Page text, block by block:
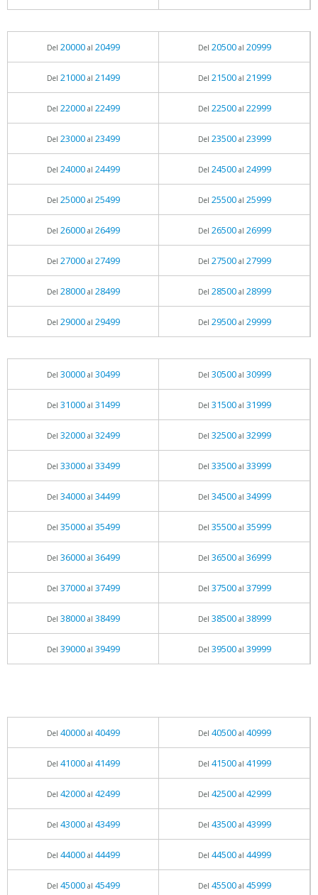
Del 20000al 20499 Del 20500al 20999
Del 21000al 21499 Del 21500al 21999
Del 22000al 22499 Del 22500al 22999
Del 23000al 23499 Del 23500al 23999
Del 24000al 24499 Del 24500al 24999
Del 25000al 25499 Del 25500al 25999
Del 26000al 26499 Del 26500al 26999
Del 27000al 27499 Del 27500al 27999
Del 28000al 28499 Del 28500al 28999
Del 29000al 29499 Del 29500al 29999
Del 30000al 30499 Del 30500al 30999
Del 31000al 31499 Del 31500al 31999
Del 32000al 32499 Del 32500al 32999
Del 33000al 33499 Del 33500al 33999
Del 34000al 34499 Del 34500al 34999
Del 35000al 35499 Del 35500al 35999
Del 36000al 36499 Del 36500al 36999
Del 37000al 37499 Del 37500al 37999
Del 38000al 38499 Del 38500al 38999
Del 39000al 39499 Del 39500al 39999
Del 40000al 40499 Del 40500al 40999
Del 41000al 41499 Del 41500al 41999
Del 42000al 42499 Del 42500al 42999
Del 43000al 43499 Del 43500al 43999
Del 44000al 44499 Del 44500al 44999
Del 45000al 45499 Del 45500al 45999